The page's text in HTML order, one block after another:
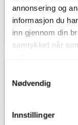
annonsering og
informasjon du
inn gjennom din
samtykket når
Nødvendig
Innstillinger